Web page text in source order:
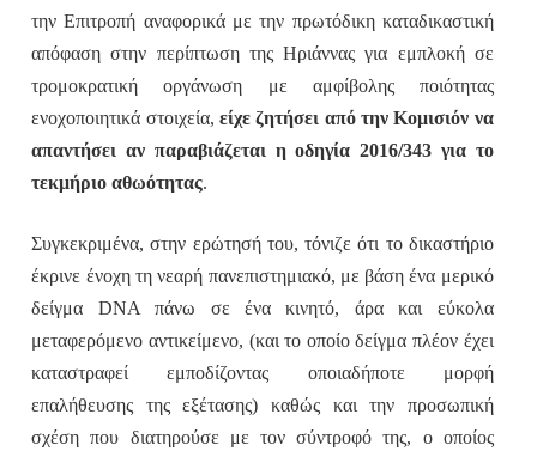
την Επιτροπή αναφορικά με την πρωτόδικη καταδικαστική
απόφαση στην περίπτωση της Ηριάννας για εμπλοκή σε
τρομοκρατική οργάνωση με αμφίβολης ποιότητας
ενοχοποιητικά στοιχεία, είχε ζητήσει από την Κομισιόν να
απαντήσει αν παραβιάζεται η οδηγία 2016/343 για το
τεκμήριο αθωότητας.
Συγκεκριμένα, στην ερώτησή του, τόνιζε ότι το δικαστήριο
έκρινε ένοχη τη νεαρή πανεπιστημιακό, με βάση ένα μερικό
δείγμα DNA πάνω σε ένα κινητό, άρα και εύκολα
μεταφερόμενο αντικείμενο, (και το οποίο δείγμα πλέον έχει
καταστραφεί εμποδίζοντας οποιαδήποτε μορφή
επαλήθευσης της εξέτασης) καθώς και την προσωπική
σχέση που διατηρούσε με τον σύντροφό της, ο οποίος